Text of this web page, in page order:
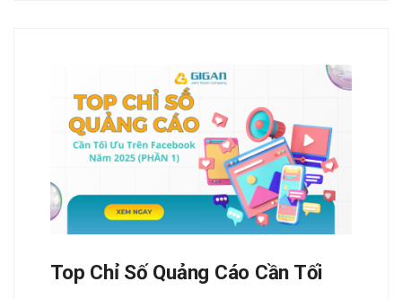
Top Chỉ Số Quảng Cáo Cần Tối